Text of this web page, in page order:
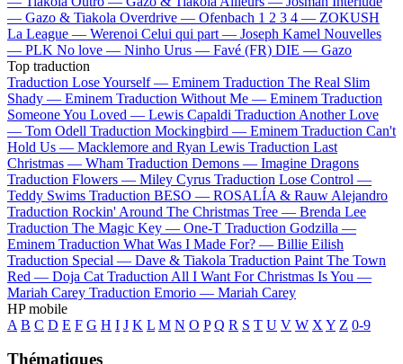
— Gazo & Tiakola Overdrive — Ofenbach 1 2 3 4 — ZOKUSH
La League — Werenoi Celui qui part — Joseph Kamel Nouvelles
— PLK No love — Ninho Urus — Favé (FR) DIE — Gazo
Top traduction
Traduction Lose Yourself — Eminem Traduction The Real Slim
Shady — Eminem Traduction Without Me — Eminem Traduction
Someone You Loved — Lewis Capaldi Traduction Another Love
— Tom Odell Traduction Mockingbird — Eminem Traduction Can't
Hold Us — Macklemore and Ryan Lewis Traduction Last
Christmas — Wham Traduction Demons — Imagine Dragons
Traduction Flowers — Miley Cyrus Traduction Lose Control —
Teddy Swims Traduction BESO — ROSALÍA & Rauw Alejandro
Traduction Rockin' Around The Christmas Tree — Brenda Lee
Traduction The Magic Key — One-T Traduction Godzilla —
Eminem Traduction What Was I Made For? — Billie Eilish
Traduction Special — Dave & Tiakola Traduction Paint The Town
Red — Doja Cat Traduction All I Want For Christmas Is You —
Mariah Carey Traduction Emorio — Mariah Carey
HP mobile
A B C D E F G H I J K L M N O P Q R S T U V W X Y Z 0-9
Thématiques